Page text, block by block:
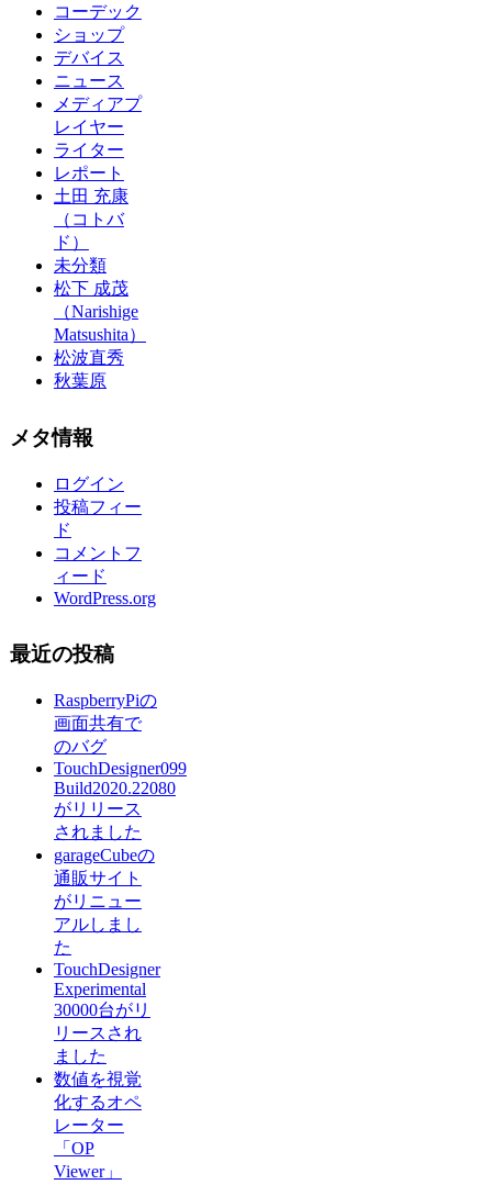
コーデック
ショップ
デバイス
ニュース
メディアプ
レイヤー
ライター
レポート
土田 充康
（コトバ
ド）
未分類
松下 成茂
（Narishige
Matsushita）
松波直秀
秋葉原
メタ情報
ログイン
投稿フィー
ド
コメントフ
ィード
WordPress.org
最近の投稿
RaspberryPiの
画面共有で
のバグ
TouchDesigner099
Build2020.22080
がリリース
されました
garageCubeの
通販サイト
がリニュー
アルしまし
た
TouchDesigner
Experimental
30000台がリ
リースされ
ました
数値を視覚
化するオペ
レーター
「OP
Viewer」